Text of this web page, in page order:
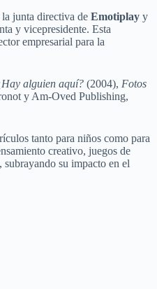
la junta directiva deEmotiplay y
y vicepresidente. Esta
empresarial para la
alguien aquí? (2004), Fotos
y Am-Oved Publishing,
tanto para niños como para
creativo, juegos de
su impacto en el